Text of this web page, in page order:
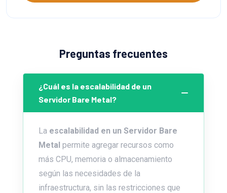
Preguntas frecuentes
¿Cuál es la escalabilidad de un
Servidor Bare Metal?
La escalabilidad en un Servidor Bare
Metalpermite agregar recursos como
más CPU, memoria o almacenamiento
según las necesidades de la
infraestructura, sin las restricciones que